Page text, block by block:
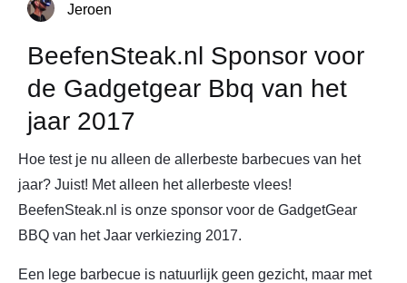
Jeroen
BeefenSteak.nl Sponsor voor
de Gadgetgear Bbq van het
jaar 2017
Hoe test je nu alleen de allerbeste barbecues van het
jaar? Juist! Met alleen het allerbeste vlees!
BeefenSteak.nl is onze sponsor voor de GadgetGear
BBQ van het Jaar verkiezing 2017.
Een lege barbecue is natuurlijk geen gezicht, maar met